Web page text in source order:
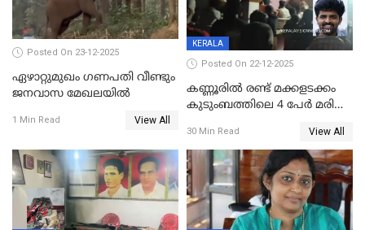
Posted On 23-12-2025
ഏഴാറ്റുമുഖം ഗണപതി വീണ്ടും
ജനവാസ മേഖലയിൽ
1 Min Read View All
KERALA
Posted On 22-12-2025
കണ്ണൂരിൽ രണ്ട് മക്കളടക്കം
കുടുംബത്തിലെ 4 പേർ മരിച്ച
30 Min Read View All